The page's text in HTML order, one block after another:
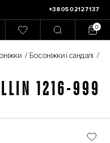
+380502127137
/ Босоніжки і сандалі /
1216-999